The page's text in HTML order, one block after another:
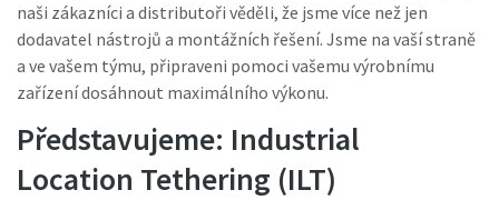
Dokumentace a zdroje
naši zákazníci a distributoři věděli, že jsme více než jen
dodavatel nástrojů a montážních řešení. Jsme na vaší straně
a ve vašem týmu, připraveni pomoci vašemu výrobnímu
zařízení dosáhnout maximálního výkonu.
Představujeme: Industrial
Location Tethering (ILT)